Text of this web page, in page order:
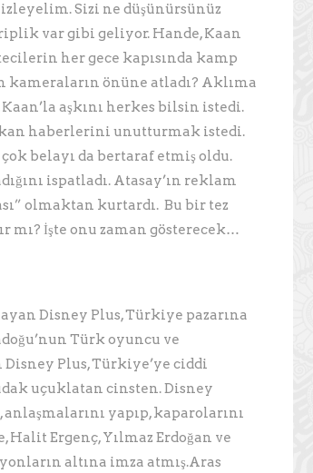
Sizi ne düşünürsünüz
var gibi geliyor. Hande, Kaan
her gece kapısında kamp
önüne atladı? Aklıma
aşkını herkes bilsin istedi.
haberlerini unutturmak istedi.
çok belayı da bertaraf etmiş oldu.
ispatladı. Atasay’ın reklam
olmaktan kurtardı. Bu bir tez
mı? İşte onu zaman gösterecek…
Disney Plus, Türkiye pazarına
Türk oyuncu ve
Plus, Türkiye’ye ciddi
uçuklatan cinsten. Disney
yapıp, kaparolarını
Halit Ergenç, Yılmaz Erdoğan ve
altına imza atmış.Aras